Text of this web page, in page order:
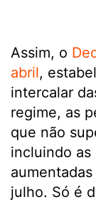
Assim, o
abril,
intercalar
regime, as
que não
incluindo
julho. Só é